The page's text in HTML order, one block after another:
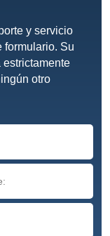
y servicio
formulario. Su
otro